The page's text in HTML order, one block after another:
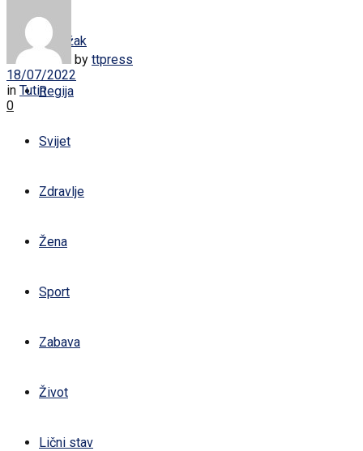
Sandžak
Regija
Svijet
Zdravlje
Žena
Sport
Zabava
Život
Lični stav
by ttpress
18/07/2022
in Tutin
0